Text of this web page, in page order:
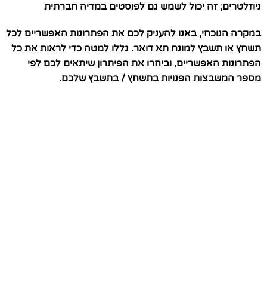
ניוזלטרים; זה יכול לשמש גם לפוסטים במדיה חברתית
במקרה הנוכחי, באנו להעניק לכם את הפתרונות האפשריים לכל
תשחץ או תשבץ למונח תא דואר. גללו למטה כדי לראות את כל
הפתרונות האפשריים, וביחרו את הפיתרון שיתאים לכם לפי
מספר המשבצות הפנויות בתשחץ / בתשבץ שלכם.